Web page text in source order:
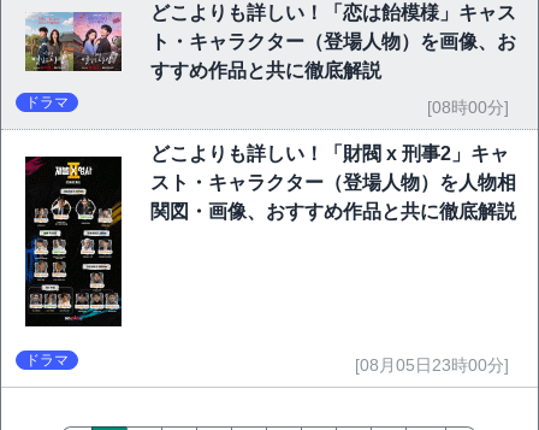
どこよりも詳しい！「恋は飴模様」キャス
ト・キャラクター（登場人物）を画像、お
すすめ作品と共に徹底解説
ドラマ [08時00分]
どこよりも詳しい！「財閥 x 刑事2」キャ
スト・キャラクター（登場人物）を人物相
関図・画像、おすすめ作品と共に徹底解説
ドラマ [08月05日23時00分]